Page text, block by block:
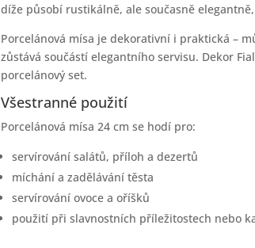
díže působí rustikálně, ale současně
Porcelánová mísa je dekorativní i praktická –
zůstává součástí elegantního servisu. Dekor
porcelánový set.
Všestranné použití
Porcelánová mísa 24 cm se hodí pro:
servírování salátů, příloh a dezertů
míchání a zadělávání těsta
servírování ovoce a oříšků
použití při slavnostních příležitostech nebo